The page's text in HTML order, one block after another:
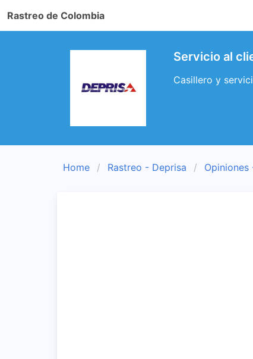
Rastreo de Colombia
Servicio al
Casillero y
Home Rastreo - Deprisa Opiniones